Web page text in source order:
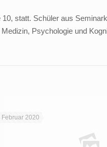
statt. Schüler aus
Psychologie und
Februar 2020